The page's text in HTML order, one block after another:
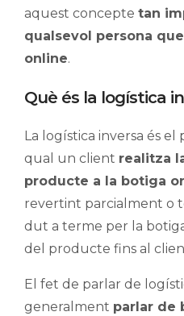
aquest concepte tan
qualsevol persona
online.
Què és la logística
La logística inversa és
qual un client realitza
producte a la botiga
revertint parcialment o
dut a terme per la
del producte fins al
El fet de parlar de
generalment parlar de